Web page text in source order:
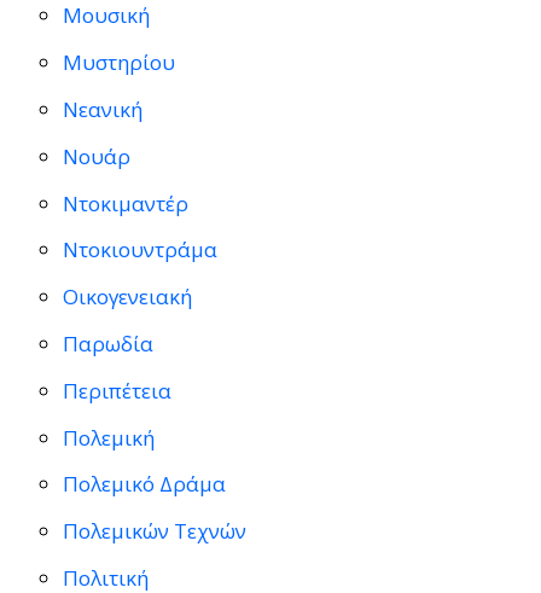
Μουσική
Μυστηρίου
Νεανική
Νουάρ
Ντοκιμαντέρ
Ντοκιουντράμα
Οικογενειακή
Παρωδία
Περιπέτεια
Πολεμική
Πολεμικό Δράμα
Πολεμικών Τεχνών
Πολιτική